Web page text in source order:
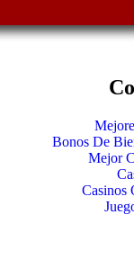
Bonos De
Mejor
Casinos